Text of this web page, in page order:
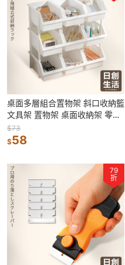
桌面多層組合置物架 斜口收納籃
文具架 置物架 桌面收納架 零食
架 層架 收納架 桌上架 桌上層架
$73
$58
79
折